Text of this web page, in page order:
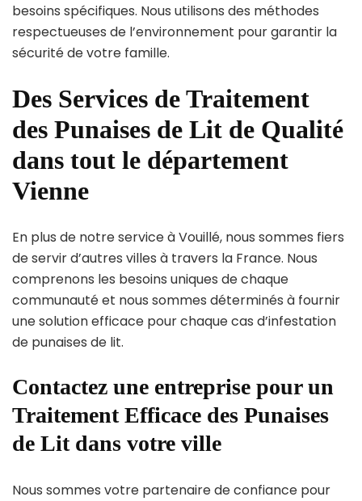
besoins spécifiques. Nous utilisons des méthodes
respectueuses de l’environnement pour garantir la
sécurité de votre famille.
Des Services de Traitement
des Punaises de Lit de Qualité
dans tout le département
Vienne
En plus de notre service à Vouillé, nous sommes fiers
de servir d’autres villes à travers la France. Nous
comprenons les besoins uniques de chaque
communauté et nous sommes déterminés à fournir
une solution efficace pour chaque cas d’infestation
de punaises de lit.
Contactez une entreprise pour un
Traitement Efficace des Punaises
de Lit dans votre ville
Nous sommes votre partenaire de confiance pour